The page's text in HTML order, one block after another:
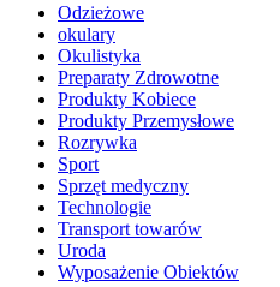
Odzieżowe
okulary
Okulistyka
Preparaty Zdrowotne
Produkty Kobiece
Produkty Przemysłowe
Rozrywka
Sport
Sprzęt medyczny
Technologie
Transport towarów
Uroda
Wyposażenie Obiektów